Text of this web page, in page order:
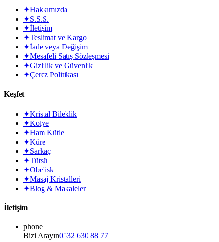
✦Hakkımızda
✦S.S.S.
✦İletişim
✦Teslimat ve Kargo
✦İade veya Değişim
✦Mesafeli Satış Sözleşmesi
✦Gizlilik ve Güvenlik
✦Çerez Politikası
Keşfet
✦Kristal Bileklik
✦Kolye
✦Ham Kütle
✦Küre
✦Sarkaç
✦Tütsü
✦Obelisk
✦Masaj Kristalleri
✦Blog & Makaleler
İletişim
phone
Bizi Arayın0532 630 88 77